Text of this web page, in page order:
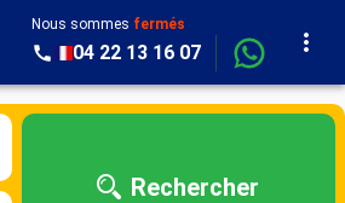
Nous sommes fermés
04 22 13 16 07
Rechercher